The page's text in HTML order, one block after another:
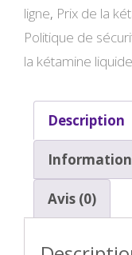
ligne, Prix de la
Politique de
la kétamine liquide
Description
Avis (0)